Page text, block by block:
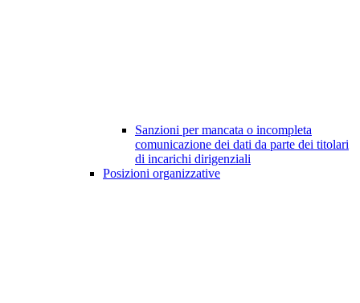
Sanzioni per mancata o incompleta
comunicazione dei dati da parte dei titolari
di incarichi dirigenziali
Posizioni organizzative